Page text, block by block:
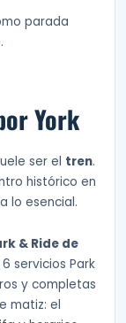
parada
York
ser el tren.
histórico en
lo esencial.
& Ride de
servicios Park
y completas
matiz: el